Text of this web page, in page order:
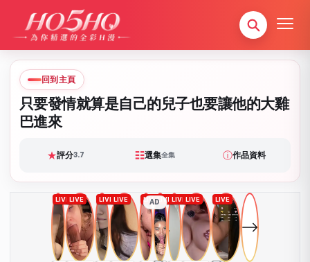
回到主頁
只要發情就算是自己的兒子也要讓他的大雞
巴進來
★評分3.7 ☷選集全集 ⓘ作品資料
AD